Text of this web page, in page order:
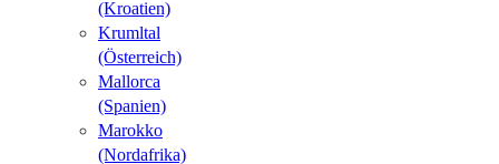
(Kroatien)
Krumltal
(Österreich)
Mallorca
(Spanien)
Marokko
(Nordafrika)